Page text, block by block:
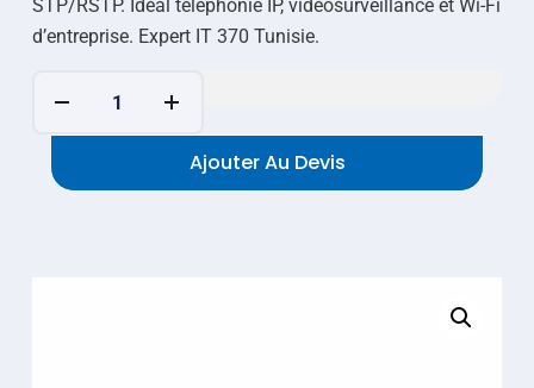
STP/RSTP. Idéal téléphonie IP, vidéosurveillance et Wi-Fi
d’entreprise. Expert IT 370 Tunisie.
Ajouter Au Devis